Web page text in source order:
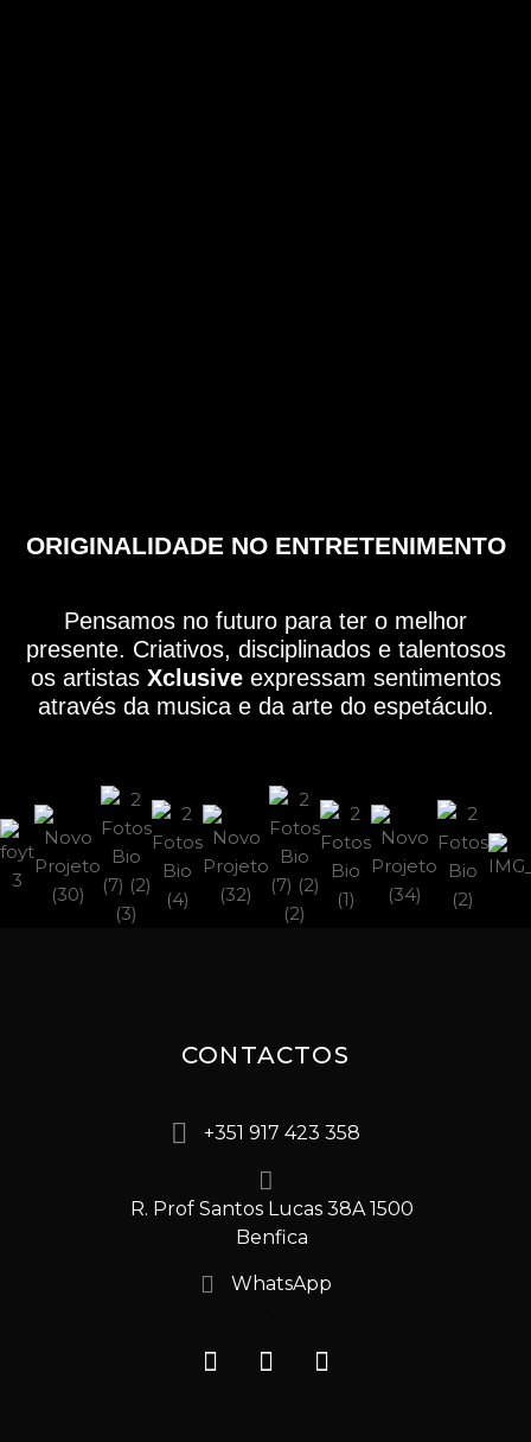
ORIGINALIDADE NO ENTRETENIMENTO
Pensamos no futuro para ter o melhor
presente. Criativos, disciplinados e talentosos
os artistas Xclusive expressam sentimentos
através da musica e da arte do espetáculo.
CONTACTOS
+351 917 423 358
R. Prof Santos Lucas 38A 1500
Benfica
WhatsApp